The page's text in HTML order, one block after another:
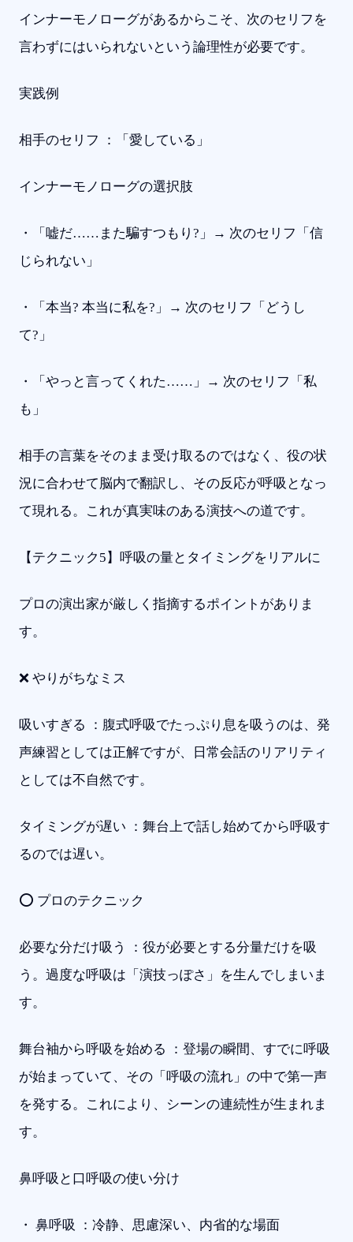
インナーモノローグがあるからこそ、次のセリフを
言わずにはいられないという論理性が必要です。
実践例
相手のセリフ ：「愛している」
インナーモノローグの選択肢
・「嘘だ……また騙すつもり?」→ 次のセリフ「信
じられない」
・「本当? 本当に私を?」→ 次のセリフ「どうし
て?」
・「やっと言ってくれた……」→ 次のセリフ「私
も」
相手の言葉をそのまま受け取るのではなく、役の状
況に合わせて脳内で翻訳し、その反応が呼吸となっ
て現れる。これが真実味のある演技への道です。
【テクニック5】呼吸の量とタイミングをリアルに
プロの演出家が厳しく指摘するポイントがありま
す。
❌ やりがちなミス
吸いすぎる ：腹式呼吸でたっぷり息を吸うのは、発
声練習としては正解ですが、日常会話のリアリティ
としては不自然です。
タイミングが遅い ：舞台上で話し始めてから呼吸す
るのでは遅い。
⭕ プロのテクニック
必要な分だけ吸う ：役が必要とする分量だけを吸
う。過度な呼吸は「演技っぽさ」を生んでしまいま
す。
舞台袖から呼吸を始める ：登場の瞬間、すでに呼吸
が始まっていて、その「呼吸の流れ」の中で第一声
を発する。これにより、シーンの連続性が生まれま
す。
鼻呼吸と口呼吸の使い分け
・ 鼻呼吸 ：冷静、思慮深い、内省的な場面